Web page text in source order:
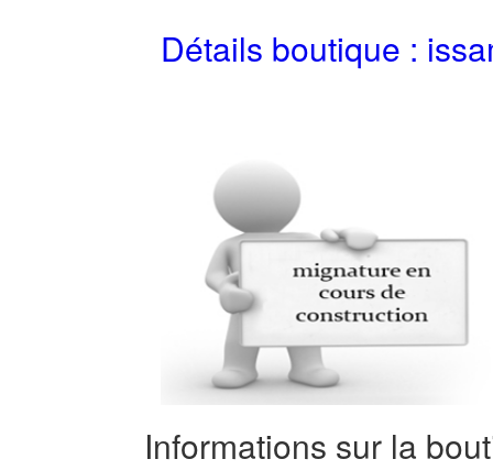
Détails boutique :
Informations sur la